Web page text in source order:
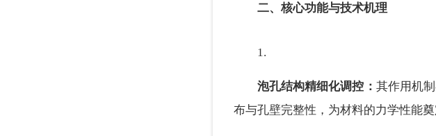
二、核心功能与技术机理
1.
泡孔结构精细化调控： 其作用机
布与孔壁完整性，为材料的力学性能奠